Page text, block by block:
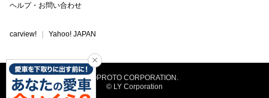
ヘルプ・お問い合わせ
carview! Yahoo! JAPAN
©PROTO CORPORATION.
© LY Corporation